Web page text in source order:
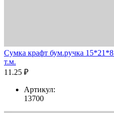
Сумка крафт бум.ручка
т.м.
11.25 ₽
Артикул:
13700